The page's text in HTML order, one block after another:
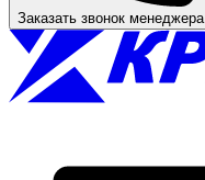
Заказать звонок менеджера